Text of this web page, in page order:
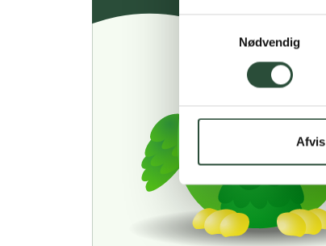
Nødvendig
Afvis